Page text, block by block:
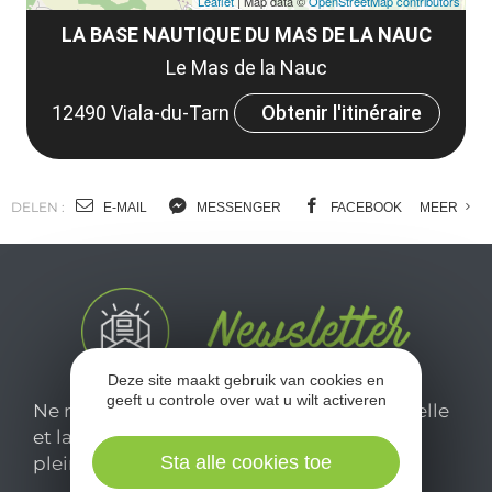
LA BASE NAUTIQUE DU MAS DE LA NAUC
Le Mas de la Nauc
12490 Viala-du-Tarn
Obtenir l'itinéraire
DELEN : E-MAIL MESSENGER FACEBOOK MEER
Ne manquez pas notre newsletter mensuelle
et laissez-vous inspirer pour profiter
pleinement de votre séjour en Aveyron.
Deze site maakt gebruik van cookies en
geeft u controle over wat u wilt activeren
Sta alle cookies toe